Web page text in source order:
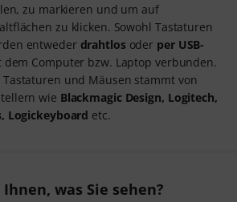
zu markieren und um auf
zu klicken. Sowohl Tastaturen
entweder drahtlosoder per USB-
dem Computer bzw. Laptop verbunden.
und Mäusen stammt von
wie Blackmagic Design, Logitech,
Logickeyboard etc.
was Sie sehen?